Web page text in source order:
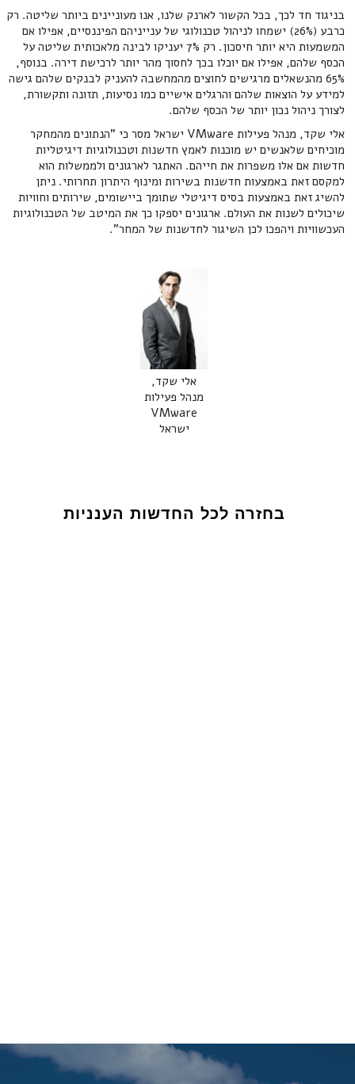
בניגוד חד לכך, בכל הקשור לארנק שלנו, אנו מעוניינים ביותר שליטה. רק
כרבע (26%) ישמחו לניהול טכנולוגי של ענייניהם הפיננסיים, אפילו אם
המשמעות היא יותר חיסכון. רק 7% יעניקו לבינה מלאכותית שליטה על
הכסף שלהם, אפילו אם יוכלו בכך לחסוך מהר יותר לרכישת דירה. בנוסף,
65% מהנשאלים מרגישים לחוצים מהמחשבה להעניק לבנקים שלהם גישה
למידע על הוצאות שלהם והרגלים אישיים כמו נסיעות, תזונה ותקשורת,
לצורך ניהול נכון יותר של הכסף שלהם.
אלי שקד, מנהל פעילות VMware ישראל מסר כי "הנתונים מהמחקר
מוכיחים שלאנשים יש מוכנות לאמץ חדשנות וטכנולוגיות דיגיטליות
חדשות אם אלו משפרות את חייהם. האתגר לארגונים ולממשלות הוא
למקסם זאת באמצעות חדשנות בשירות ומינוף היתרון תחרותי. ניתן
להשיג זאת באמצעות בסיס דיגיטלי שתומך ביישומים, שירותים וחוויות
שיכולים לשנות את העולם. ארגונים יספקו כך את המיטב של הטכנולוגיות
העכשוויות ויהפכו לכן השיגור לחדשנות של המחר".
אלי שקד,
מנהל פעילות
VMware
ישראל
בחזרה לכל החדשות הענניות